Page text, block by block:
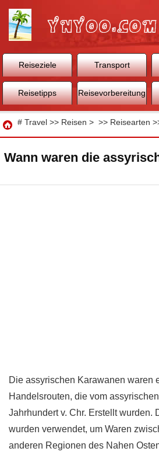
Reiseziele Transport
Reisetipps Reisevorbereitung
Reisen
# Travel >> Reisen > >> Reisearten
Wann waren die
Die assyrischen Karawanen waren
Handelsrouten, die vom
Jahrhundert v. Chr. Erstellt wurden.
wurden verwendet, um Waren
anderen Regionen des Nahen